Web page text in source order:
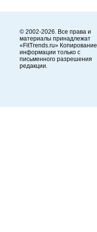
© 2002-2026. Все права и
материалы принадлежат
«FitTrends.ru» Копирование
информации только с
письменного разрешения
редакции.